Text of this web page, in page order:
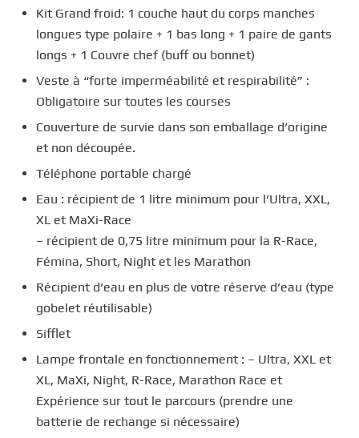
Kit Grand froid: 1 couche haut du corps manches
longues type polaire + 1 bas long + 1 paire de gants
longs + 1 Couvre chef (buff ou bonnet)
Veste à “forte imperméabilité et respirabilité” :
Obligatoire sur toutes les courses
Couverture de survie dans son emballage d’origine
et non découpée.
Téléphone portable chargé
Eau : récipient de 1 litre minimum pour l’Ultra, XXL,
XL et MaXi-Race
– récipient de 0,75 litre minimum pour la R-Race,
Fémina, Short, Night et les Marathon
Récipient d’eau en plus de votre réserve d’eau (type
gobelet réutilisable)
Sifflet
Lampe frontale en fonctionnement : – Ultra, XXL et
XL, MaXi, Night, R-Race, Marathon Race et
Expérience sur tout le parcours (prendre une
batterie de rechange si nécessaire)